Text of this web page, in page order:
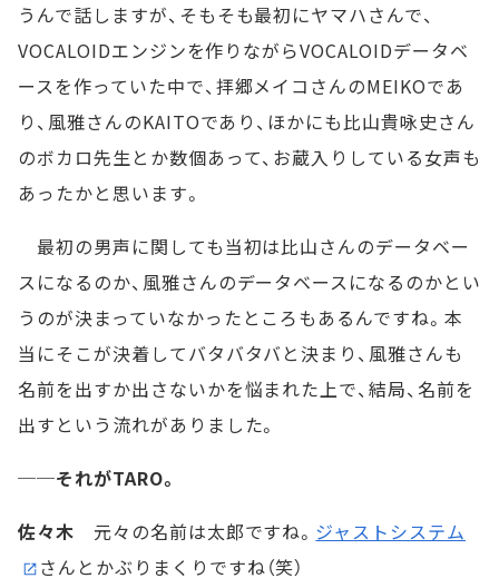
うんで話しますが、そもそも最初にヤマハさんで、
VOCALOIDエンジンを作りながらVOCALOIDデータベ
ースを作っていた中で、拝郷メイコさんのMEIKOであ
り、風雅さんのKAITOであり、ほかにも比山貴咏史さん
のボカロ先生とか数個あって、お蔵入りしている女声も
あったかと思います。
最初の男声に関しても当初は比山さんのデータベー
スになるのか、風雅さんのデータベースになるのかとい
うのが決まっていなかったところもあるんですね。本
当にそこが決着してバタバタバと決まり、風雅さんも
名前を出すか出さないかを悩まれた上で、結局、名前を
出すという流れがありました。
──それがTARO。
佐々木 元々の名前は太郎ですね。 ジャストシステム
さんとかぶりまくりですね（笑）